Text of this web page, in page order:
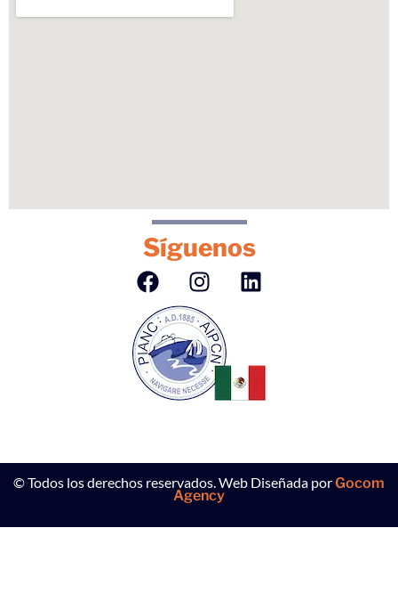
Síguenos
© Todos los derechos reservados. Web Diseñada porGocom
Agency